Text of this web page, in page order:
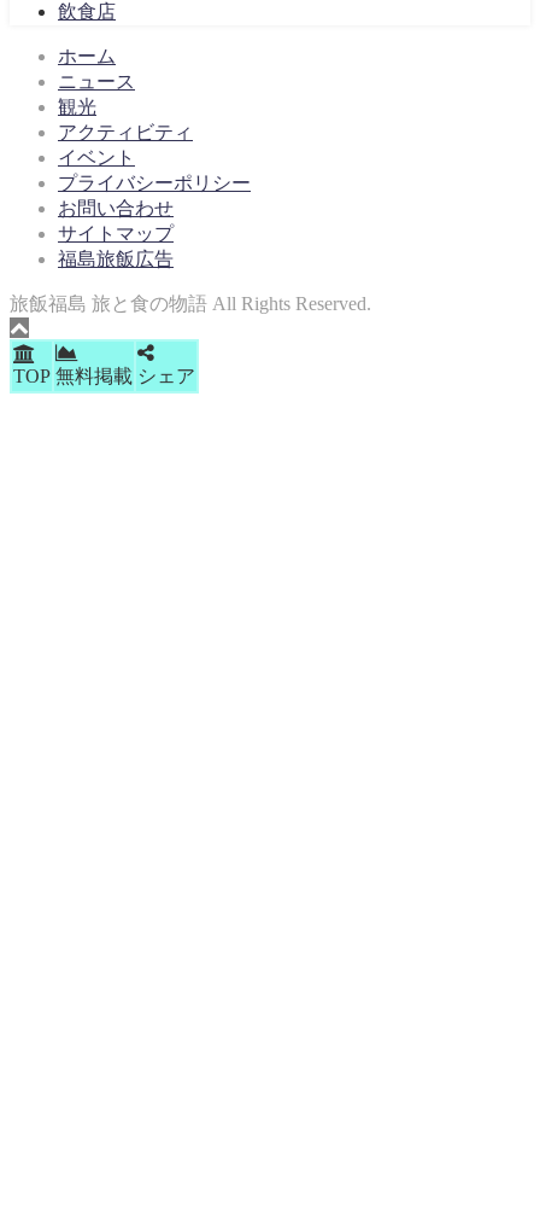
飲食店
ホーム
ニュース
観光
アクティビティ
イベント
プライバシーポリシー
お問い合わせ
サイトマップ
福島旅飯広告
旅飯福島 旅と食の物語 All Rights Reserved.
TOP 無料掲載 シェア